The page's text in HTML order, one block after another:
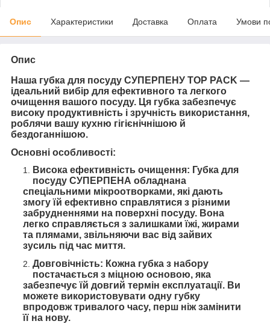
Опис Характеристики Доставка Оплата Умови
Опис
Наша губка для посуду СУПЕРПЕНУ TOP PACK —
ідеальний вибір для ефективного та легкого
очищення вашого посуду. Ця губка забезпечує
високу продуктивність і зручність використання,
роблячи вашу кухню гігієнічнішою й
бездоганнішою.
Основні особливості:
Висока ефективність очищення: Губка для
посуду СУПЕРПЕНА обладнана
спеціальними мікроотворками, які дають
змогу їй ефективно справлятися з різними
забрудненнями на поверхні посуду. Вона
легко справляється з залишками їжі, жирами
та плямами, звільняючи вас від зайвих
зусиль під час миття.
Довговічність: Кожна губка з набору
постачається з міцною основою, яка
забезпечує їй довгий термін експлуатації. Ви
можете використовувати одну губку
впродовж тривалого часу, перш ніж замінити
її на нову.